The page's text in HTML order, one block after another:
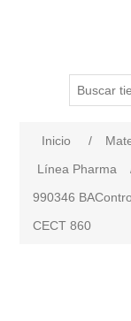
Inicio /
Línea Pharma
990346
CECT 860